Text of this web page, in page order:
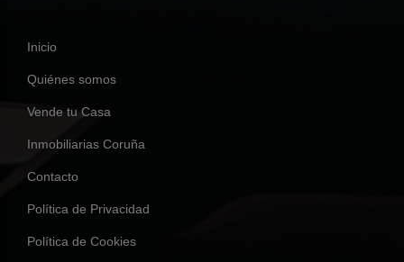
Inicio
Quiénes somos
Vende tu Casa
Inmobiliarias Coruña
Contacto
Política de Privacidad
Política de Cookies